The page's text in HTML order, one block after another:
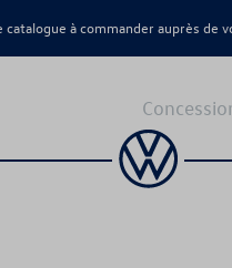
à commander auprès de